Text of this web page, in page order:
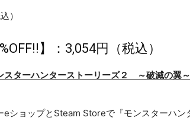
）
】：3,054円（税込）
スターハンターストーリーズ２ ～破滅の翼～